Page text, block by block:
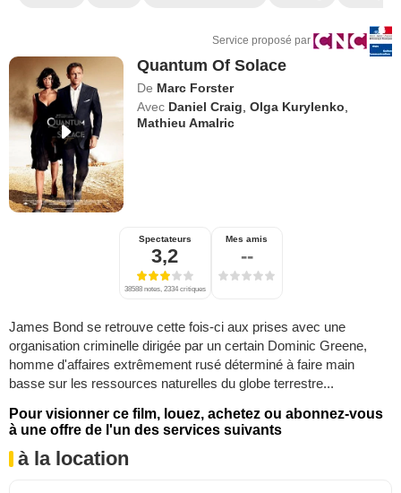
Service proposé par
Quantum Of Solace
De Marc Forster
Avec Daniel Craig ,Olga Kurylenko
Mathieu Amalric
Spectateurs
3,2
38588 notes, 2334 critiques
Mes amis
--
James Bond se retrouve cette fois-ci aux prises avec une
organisation criminelle dirigée par un certain Dominic Greene,
homme d'affaires extrêmement rusé déterminé à faire main
basse sur les ressources naturelles du globe terrestre...
Pour visionner ce film, louez, achetez ou abonnez-vous
à une offre de l'un des services suivants
à la location